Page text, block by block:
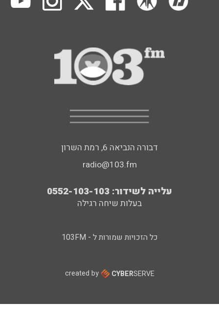
דבורה הנביאה 6, רמת השרון
radio@103.fm
עלייה לשידור: 0552-103-103
בעלות שיחה רגילה
כל הזכויות שמורות ל - 103FM
created by CYBERSERVE